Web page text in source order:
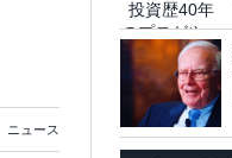
ニュース